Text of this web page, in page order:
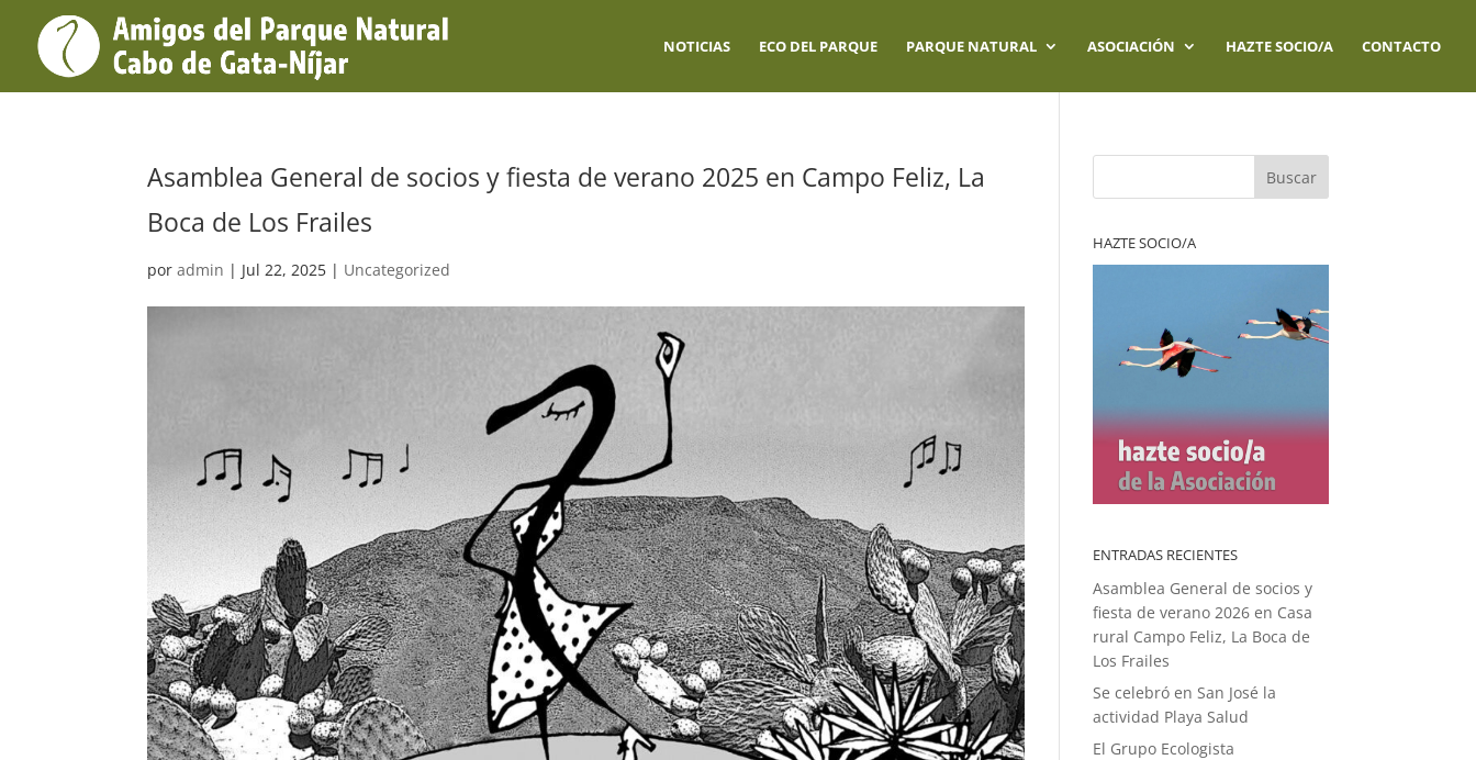
NOTICIAS ECO DEL PARQUE PARQUE NATURAL ASOCIACIÓN HAZTE SOCIO/A CONTACTO
Asamblea General de socios y fiesta de verano 2025 en Campo Feliz, La
Boca de Los Frailes
poradmin | Jul 22, 2025 | Uncategorized
Buscar
HAZTE SOCIO/A
ENTRADAS RECIENTES
Asamblea General de socios y
fiesta de verano 2026 en Casa
rural Campo Feliz, La Boca de
Los Frailes
Se celebró en San José la
actividad Playa Salud
El Grupo Ecologista